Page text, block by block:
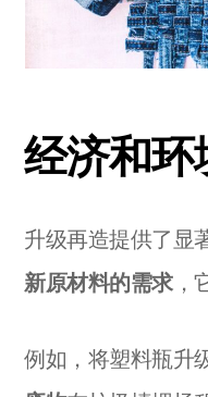
经济和环
升级再造提供了显
新原材料的需求，
例如，将塑料瓶升